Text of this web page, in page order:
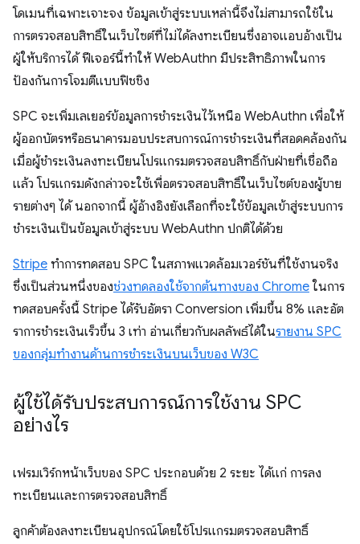
โดเมนที่เฉพาะเจาะจง ข้อมูลเข้าสู่ระบบเหล่านี้จึงไม่สามารถใช้ใน
การตรวจสอบสิทธิ์ในเว็บไซต์ที่ไม่ได้ลงทะเบียนซึ่งอาจแอบอ้างเป็น
ผู้ให้บริการได้ ฟีเจอร์นี้ทำให้ WebAuthn มีประสิทธิภาพในการ
ป้องกันการโจมตีแบบฟิชชิง
SPC จะเพิ่มเลเยอร์ข้อมูลการชำระเงินไว้เหนือ WebAuthn เพื่อให้
ผู้ออกบัตรหรือธนาคารมอบประสบการณ์การชำระเงินที่สอดคล้องกัน
เมื่อผู้ชำระเงินลงทะเบียนโปรแกรมตรวจสอบสิทธิ์กับฝ่ายที่เชื่อถือ
แล้ว โปรแกรมดังกล่าวจะใช้เพื่อตรวจสอบสิทธิ์ในเว็บไซต์ของผู้ขาย
รายต่างๆ ได้ นอกจากนี้ ผู้อ้างอิงยังเลือกที่จะใช้ข้อมูลเข้าสู่ระบบการ
ชำระเงินเป็นข้อมูลเข้าสู่ระบบ WebAuthn ปกติได้ด้วย
Stripe ทำการทดสอบ SPC ในสภาพแวดล้อมเวอร์ชันที่ใช้งานจริง
ซึ่งเป็นส่วนหนึ่งของช่วงทดลองใช้จากต้นทางของ Chromeในการ
ทดสอบครั้งนี้ Stripe ได้รับอัตรา Conversion เพิ่มขึ้น 8% และอัต
ราการชําระเงินเร็วขึ้น 3 เท่า อ่านเกี่ยวกับผลลัพธ์ได้ในรายงาน SPC
ของกลุ่มทำงานด้านการชำระเงินบนเว็บของ W3C
ผู้ใช้ได้รับประสบการณ์การใช้งาน SPC
อย่างไร
เฟรมเวิร์กหน้าเว็บของ SPC ประกอบด้วย 2 ระยะ ได้แก่ การลง
ทะเบียนและการตรวจสอบสิทธิ์
ลูกค้าต้องลงทะเบียนอุปกรณ์โดยใช้โปรแกรมตรวจสอบสิทธิ์